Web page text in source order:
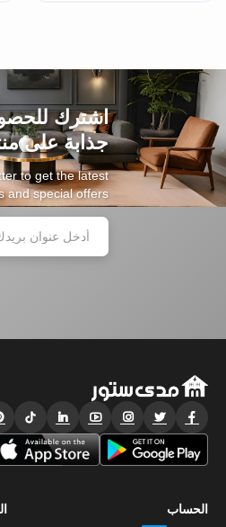
اشترك
جذابة على
to get the latest
and special offers
الحساب